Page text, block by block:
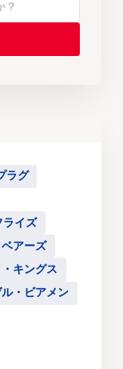
ラグ
ライズ
アーズ
キングス
・ビアメン